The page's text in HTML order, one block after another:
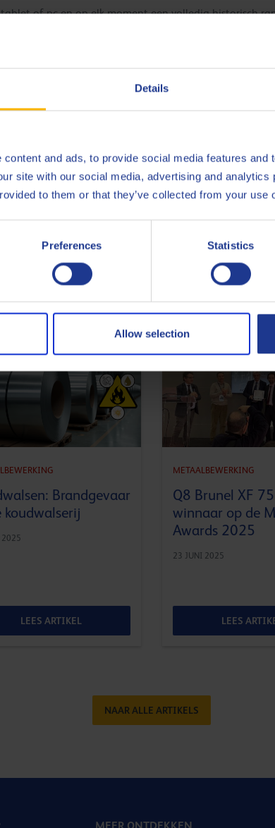
Details
and ads, to provide social media features and
site with our social media, advertising and
to them or that they’ve collected from your use
Preferences Statistics
Allow selection
of pc en op elk moment een volledig historisch
CONTACTEER ONS
Nieuwste artikels
Brandgevaar
koudwalserij
2025
LEES ARTIKEL
METAALBEWERKING
Q8 Brunel XF
winnaar op de
Awards 2025
23 JUNI 2025
LEES
NAAR ALLE ARTIKELS